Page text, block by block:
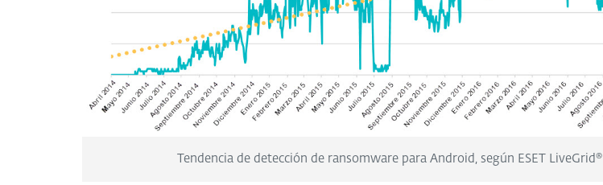
Tendencia de detección de ransomware para Android, según ESET LiveGrid®